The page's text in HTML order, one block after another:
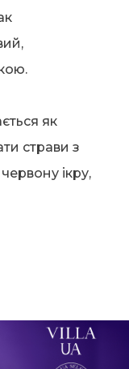
як
страви з
ікру,